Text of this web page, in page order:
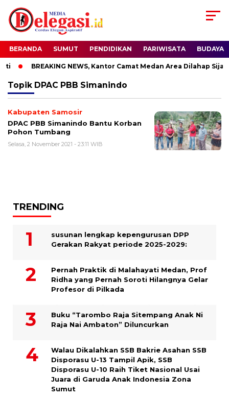
BERANDA SUMUT PENDIDIKAN PARIWISATA BUDAYA
BREAKING NEWS, Kantor Camat Medan Area Dilahap
Topik DPAC PBB Simanindo
Kabupaten Samosir
DPAC PBB Simanindo Bantu Korban
Pohon Tumbang
Selasa, 2 November 2021 - 23:11 WIB
TRENDING
susunan lengkap kepengurusan DPP
Gerakan Rakyat periode 2025-2029:
Pernah Praktik di Malahayati Medan, Prof
Ridha yang Pernah Soroti Hilangnya Gelar
Profesor di Pilkada
Buku “Tarombo Raja Sitempang Anak Ni
Raja Nai Ambaton” Diluncurkan
Walau Dikalahkan SSB Bakrie Asahan SSB
Disporasu U-13 Tampil Apik, SSB
Disporasu U-10 Raih Tiket Nasional Usai
Juara di Garuda Anak Indonesia Zona
Sumut